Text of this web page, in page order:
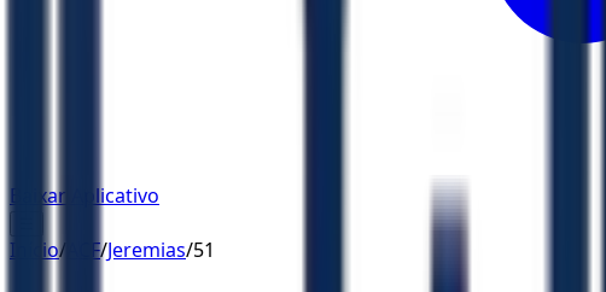
Baixar Aplicativo
Início/ ACF/Jeremias/51